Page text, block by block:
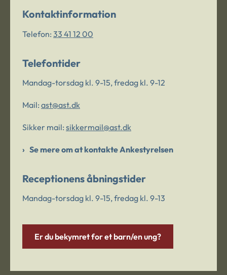
Kontaktinformation
Telefon: 33 41 12 00
Telefontider
Mandag-torsdag kl. 9-15, fredag kl. 9-12
Mail: ast@ast.dk
Sikker mail: sikkermail@ast.dk
Se mere om at kontakte Ankestyrelsen
Receptionens åbningstider
Mandag-torsdag kl. 9-15, fredag kl. 9-13
Er du bekymret for et barn/en ung?